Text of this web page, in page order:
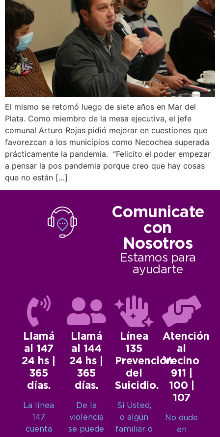
El mismo se retomó luego de siete años en Mar del
Plata. Como miembro de la mesa ejecutiva, el jefe
comunal Arturo Rojas pidió mejorar en cuestiones que
favorezcan a los municipios como Necochea superada
prácticamente la pandemia. “Felicito el poder empezar
a pensar la pos pandemia porque creo que hay cosas
que no están […]
Comunicate
con
Nosotros
Estamos para
ayudarte
Llamá
al 147
24 hs |
365
días.
La línea
147
cuenta
Llamá
al 144
24 hs |
365
días.
De la
violencia
se puede
Línea
135
Prevención
del
Suicidio.
Si Usted,
o algún
familiar o
Atención
al
Vecino
911 |
100 |
107
No dude
en